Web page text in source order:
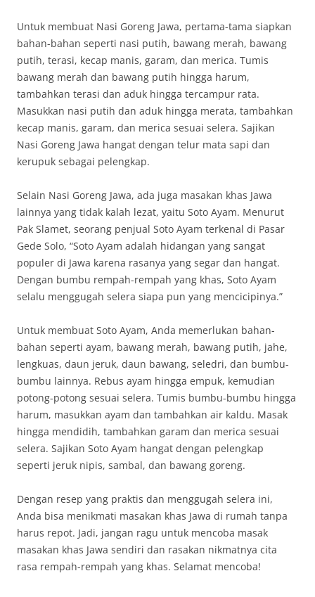
Untuk membuat Nasi Goreng Jawa, pertama-tama siapkan
bahan-bahan seperti nasi putih, bawang merah, bawang
putih, terasi, kecap manis, garam, dan merica. Tumis
bawang merah dan bawang putih hingga harum,
tambahkan terasi dan aduk hingga tercampur rata.
Masukkan nasi putih dan aduk hingga merata, tambahkan
kecap manis, garam, dan merica sesuai selera. Sajikan
Nasi Goreng Jawa hangat dengan telur mata sapi dan
kerupuk sebagai pelengkap.
Selain Nasi Goreng Jawa, ada juga masakan khas Jawa
lainnya yang tidak kalah lezat, yaitu Soto Ayam. Menurut
Pak Slamet, seorang penjual Soto Ayam terkenal di Pasar
Gede Solo, “Soto Ayam adalah hidangan yang sangat
populer di Jawa karena rasanya yang segar dan hangat.
Dengan bumbu rempah-rempah yang khas, Soto Ayam
selalu menggugah selera siapa pun yang mencicipinya.”
Untuk membuat Soto Ayam, Anda memerlukan bahan-
bahan seperti ayam, bawang merah, bawang putih, jahe,
lengkuas, daun jeruk, daun bawang, seledri, dan bumbu-
bumbu lainnya. Rebus ayam hingga empuk, kemudian
potong-potong sesuai selera. Tumis bumbu-bumbu hingga
harum, masukkan ayam dan tambahkan air kaldu. Masak
hingga mendidih, tambahkan garam dan merica sesuai
selera. Sajikan Soto Ayam hangat dengan pelengkap
seperti jeruk nipis, sambal, dan bawang goreng.
Dengan resep yang praktis dan menggugah selera ini,
Anda bisa menikmati masakan khas Jawa di rumah tanpa
harus repot. Jadi, jangan ragu untuk mencoba masak
masakan khas Jawa sendiri dan rasakan nikmatnya cita
rasa rempah-rempah yang khas. Selamat mencoba!